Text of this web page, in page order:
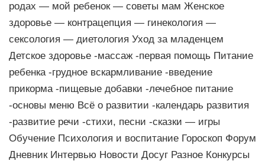
родах — мой ребенок — советы мам Женское
здоровье — контрацепция — гинекология —
сексология — диетология Уход за младенцем
Детское здоровье -массаж -первая помощь Питание
ребенка -грудное вскармливание -введение
прикорма -пищевые добавки -лечебное питание
-основы меню Всё о развитии -календарь развития
-развитие речи -стихи, песни -сказки — игры
Обучение Психология и воспитание Гороскоп Форум
Дневник Интервью Новости Досуг Разное Конкурсы